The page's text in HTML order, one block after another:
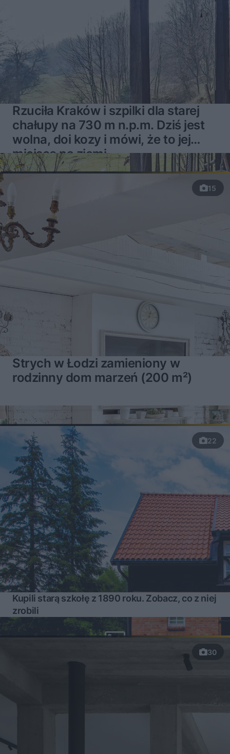
Rzuciła Kraków i szpilki dla starej
chałupy na 730 m n.p.m. Dziś jest
wolna, doi kozy i mówi, że to jej
miejsce na ziemi
15
Strych w Łodzi zamieniony w
rodzinny dom marzeń (200 m²)
22
Kupili starą szkołę z 1890 roku. Zobacz, co z niej
zrobili
30